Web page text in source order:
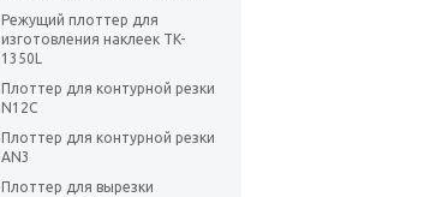
Режущий плоттер для
изготовления наклеек TK-
1350L
Плоттер для контурной резки
N12C
Плоттер для контурной резки
AN3
Плоттер для вырезки